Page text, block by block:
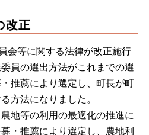
改正
会等に関する法律が改正施行
員の選出方法がこれまでの選
推薦により選定し、町長が町
方法になりました。
地等の利用の最適化の推進に
・推薦により選定し、農地利